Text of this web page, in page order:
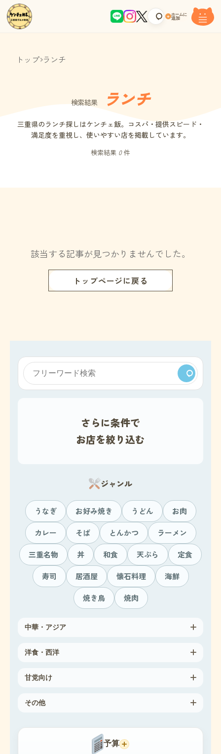
+ ホームに
追加
トップ ランチ
検索結果 ランチ
三重県のランチ探しはケンチェ飯。コスパ・提供スピード・
満足度を重視し、使いやすい店を掲載しています。
検索結果 0件
該当する記事が見つかりませんでした。
トップページに戻る
さらに条件で
お店を絞り込む
ジャンル
うなぎ お好み焼き うどん お肉
カレー そば とんかつ ラーメン
三重名物 丼 和食 天ぷら 定食
寿司 居酒屋 懐石料理 海鮮
焼き鳥 焼肉
中華・アジア
洋食・西洋
甘党向け
その他
予算